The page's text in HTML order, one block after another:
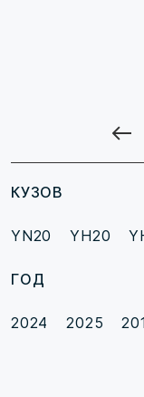
КУЗОВ
YN20 YH20
ГОД
2024 2025